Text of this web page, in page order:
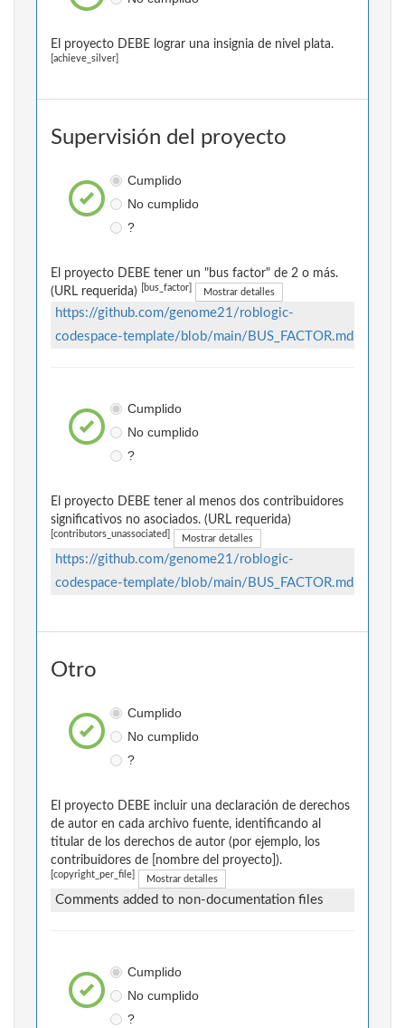
El proyecto DEBE lograr una insignia de nivel plata.
[achieve_silver]
Supervisión del proyecto
Cumplido
No cumplido
?
El proyecto DEBE tener un "bus factor" de 2 o más.
(URL requerida)
[bus_factor] Mostrar detalles
https://github.com/genome21/roblogic-
codespace-template/blob/main/BUS_FACTOR.md
Cumplido
No cumplido
?
El proyecto DEBE tener al menos dos contribuidores
significativos no asociados. (URL requerida)
[contributors_unassociated] Mostrar detalles
https://github.com/genome21/roblogic-
codespace-template/blob/main/BUS_FACTOR.md
Otro
Cumplido
No cumplido
?
El proyecto DEBE incluir una declaración de derechos
de autor en cada archivo fuente, identificando al
titular de los derechos de autor (por ejemplo, los
contribuidores de [nombre del proyecto]).
[copyright_per_file] Mostrar detalles
Comments added to non-documentation files
Cumplido
No cumplido
?